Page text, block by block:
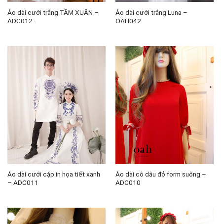
Áo dài cưới trắng TẦM XUÂN –
ADC012
Áo dài cưới trắng Luna –
OAH042
Áo dài cưới cặp in họa tiết xanh
– ADC011
Áo dài cô dâu đỏ form suông –
ADC010